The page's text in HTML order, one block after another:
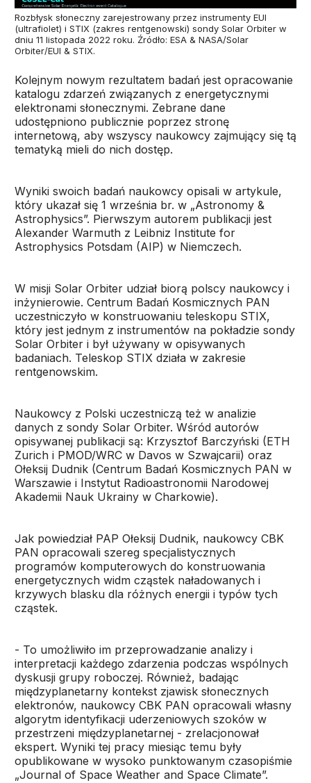
Rozbłysk słoneczny zarejestrowany przez instrumenty EUI
(ultrafiolet) i STIX (zakres rentgenowski) sondy Solar Orbiter w
dniu 11 listopada 2022 roku. Źródło: ESA & NASA/Solar
Orbiter/EUI & STIX.
Kolejnym nowym rezultatem badań jest opracowanie
katalogu zdarzeń związanych z energetycznymi
elektronami słonecznymi. Zebrane dane
udostępniono publicznie poprzez stronę
internetową, aby wszyscy naukowcy zajmujący się tą
tematyką mieli do nich dostęp.
Wyniki swoich badań naukowcy opisali w artykule,
który ukazał się 1 września br. w „Astronomy &
Astrophysics”. Pierwszym autorem publikacji jest
Alexander Warmuth z Leibniz Institute for
Astrophysics Potsdam (AIP) w Niemczech.
W misji Solar Orbiter udział biorą polscy naukowcy i
inżynierowie. Centrum Badań Kosmicznych PAN
uczestniczyło w konstruowaniu teleskopu STIX,
który jest jednym z instrumentów na pokładzie sondy
Solar Orbiter i był używany w opisywanych
badaniach. Teleskop STIX działa w zakresie
rentgenowskim.
Naukowcy z Polski uczestniczą też w analizie
danych z sondy Solar Orbiter. Wśród autorów
opisywanej publikacji są: Krzysztof Barczyński (ETH
Zurich i PMOD/WRC w Davos w Szwajcarii) oraz
Ołeksij Dudnik (Centrum Badań Kosmicznych PAN w
Warszawie i Instytut Radioastronomii Narodowej
Akademii Nauk Ukrainy w Charkowie).
Jak powiedział PAP Ołeksij Dudnik, naukowcy CBK
PAN opracowali szereg specjalistycznych
programów komputerowych do konstruowania
energetycznych widm cząstek naładowanych i
krzywych blasku dla różnych energii i typów tych
cząstek.
- To umożliwiło im przeprowadzanie analizy i
interpretacji każdego zdarzenia podczas wspólnych
dyskusji grupy roboczej. Również, badając
międzyplanetarny kontekst zjawisk słonecznych
elektronów, naukowcy CBK PAN opracowali własny
algorytm identyfikacji uderzeniowych szoków w
przestrzeni międzyplanetarnej - zrelacjonował
ekspert. Wyniki tej pracy miesiąc temu były
opublikowane w wysoko punktowanym czasopiśmie
„Journal of Space Weather and Space Climate”.